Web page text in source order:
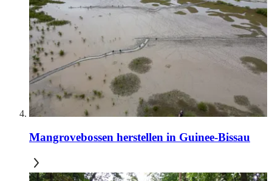
Mangrovebossen herstellen in Guinee-Bissau